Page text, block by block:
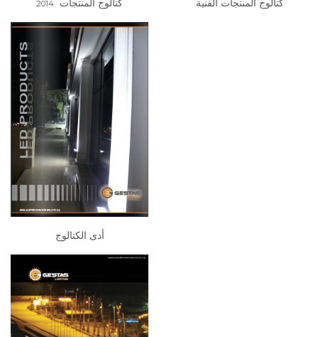
كتالوج المنتجات 2014 كتالوج المنتجات الفنية
أدى الكتالوج